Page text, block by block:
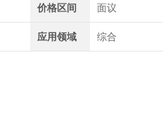
价格区间 面议
应用领域 综合